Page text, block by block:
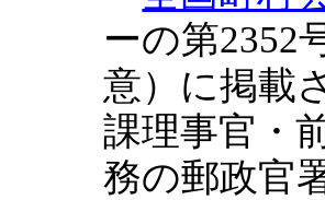
ーの第2352
意）に掲載
課理事官・
務の郵政官